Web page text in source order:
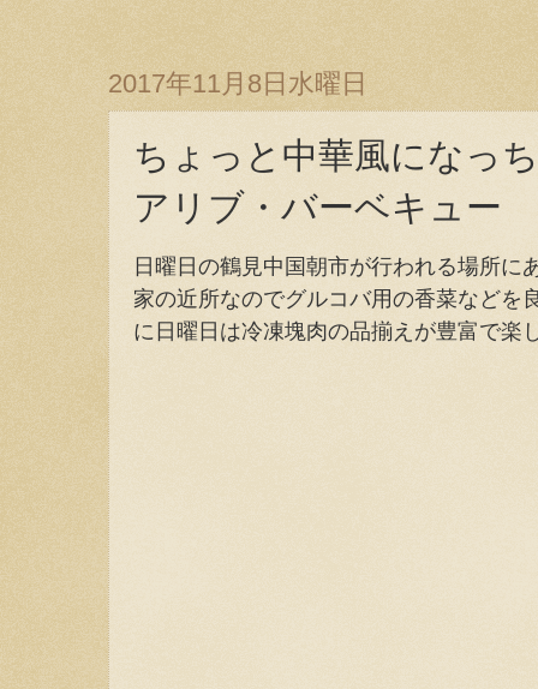
2017年11月8日水曜日
ちょっと中華風になっ
アリブ・バーベキュー
日曜日の鶴見中国朝市が行われる場所に
家の近所なのでグルコバ用の香菜などを
に日曜日は冷凍塊肉の品揃えが豊富で楽